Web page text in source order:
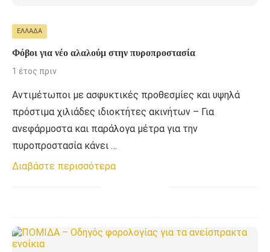
ΕΛΛΆΔΑ
Φόβοι για νέο αλαλούμ στην πυροπροστασία
1 έτος πριν
Αντιμέτωποι με ασφυκτικές προθεσμίες και υψηλά
πρόστιμα χιλιάδες ιδιοκτήτες ακινήτων – Για
ανεφάρμοστα και παράλογα μέτρα για την
πυροπροστασία κάνει …
Διαβάστε περισσότερα